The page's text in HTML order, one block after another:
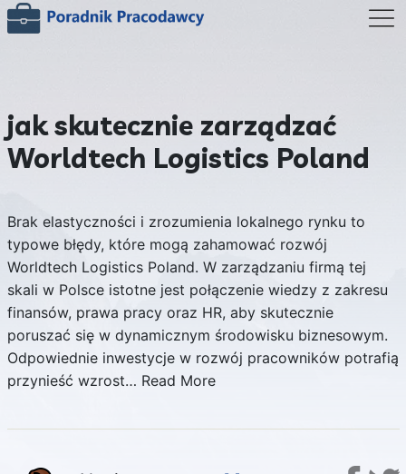
jak skutecznie zarządzać
Worldtech Logistics Poland
Brak elastyczności i zrozumienia lokalnego rynku to
typowe błędy, które mogą zahamować rozwój
Worldtech Logistics Poland. W zarządzaniu firmą tej
skali w Polsce istotne jest połączenie wiedzy z zakresu
finansów, prawa pracy oraz HR, aby skutecznie
poruszać się w dynamicznym środowisku biznesowym.
Odpowiednie inwestycje w rozwój pracowników potrafią
przynieść wzrost… Read More